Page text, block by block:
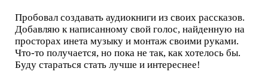
Пробовал создавать аудиокниги из своих рассказов.
Добавляю к написанному свой голос, найденную на
просторах инета музыку и монтаж своими руками.
Что-то получается, но пока не так, как хотелось бы.
Буду стараться стать лучше и интереснее!